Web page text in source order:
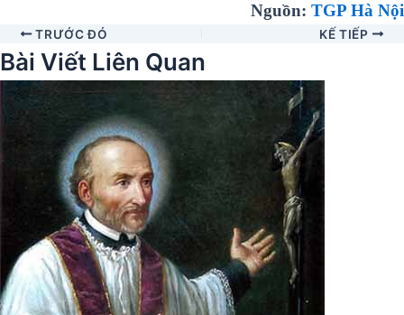
Nguồn: TGP Hà Nội
TRƯỚC ĐÓ KẾ TIẾP
Bài Viết Liên Quan